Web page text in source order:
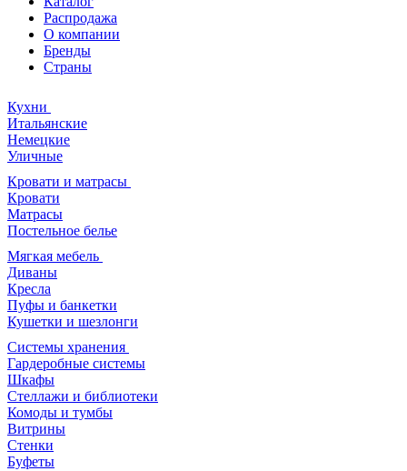
Распродажа
О компании
Бренды
Страны
Кухни
Итальянские
Немецкие
Уличные
Кровати и матрасы
Кровати
Матрасы
Постельное белье
Мягкая мебель
Диваны
Кресла
Пуфы и банкетки
Кушетки и шезлонги
Системы хранения
Гардеробные системы
Шкафы
Стеллажи и библиотеки
Комоды и тумбы
Витрины
Стенки
Буфеты